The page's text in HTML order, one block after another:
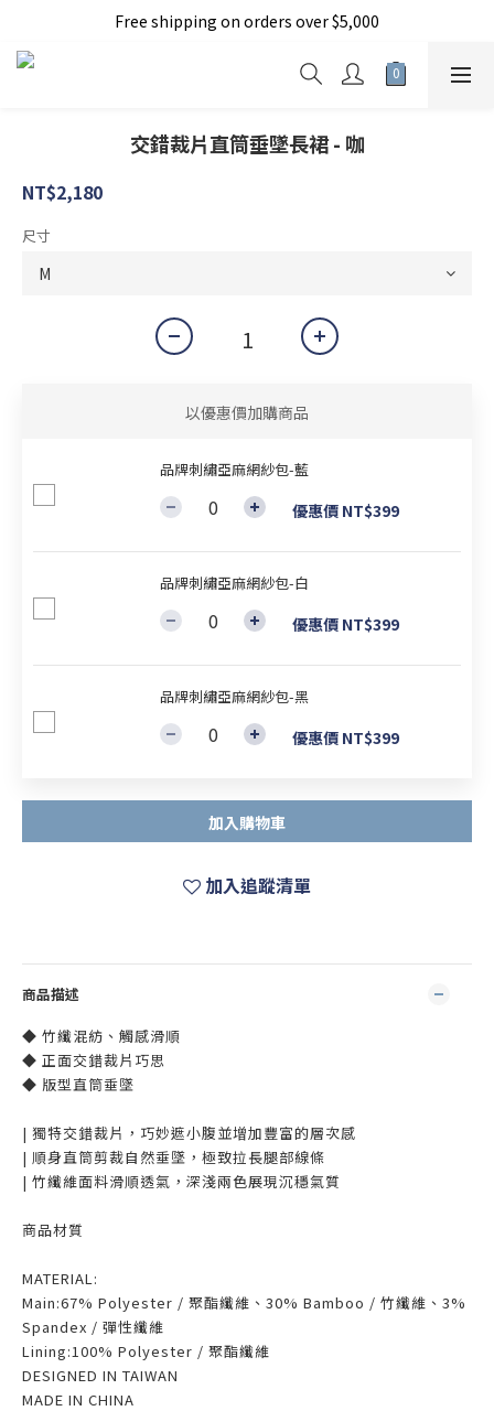
加入新會員現折150元
Free shipping on orders over $5,000
加入新會員現折150元
交錯裁片直筒垂墜長裙 - 咖
NT$2,180
尺寸
以優惠價加購商品
品牌刺繡亞麻網紗包-藍
優惠價 NT$399
品牌刺繡亞麻網紗包-白
優惠價 NT$399
品牌刺繡亞麻網紗包-黑
優惠價 NT$399
加入購物車
加入追蹤清單
商品描述
◆ 竹纖混紡、觸感滑順
◆ 正面交錯裁片巧思
◆ 版型直筒垂墜
| 獨特交錯裁片，巧妙遮小腹並增加豐富的層次感
| 順身直筒剪裁自然垂墜，極致拉長腿部線條
| 竹纖維面料滑順透氣，深淺兩色展現沉穩氣質
商品材質
MATERIAL:
Main:67% Polyester / 聚酯纖維、30% Bamboo / 竹纖維、3%
Spandex / 彈性纖維
Lining:100% Polyester / 聚酯纖維
DESIGNED IN TAIWAN
MADE IN CHINA